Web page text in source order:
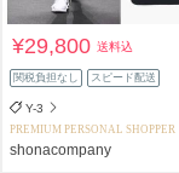
¥29,800送料込
関税負担なし スピード配送
Y-3
PREMIUM PERSONAL SHOPPER
shonacompany